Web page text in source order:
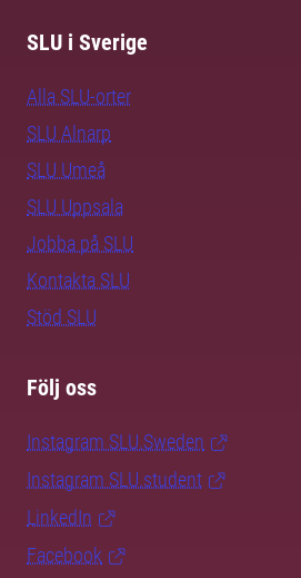
SLU i Sverige
Alla SLU-orter
SLU Alnarp
SLU Umeå
SLU Uppsala
Jobba på SLU
Kontakta SLU
Stöd SLU
Följ oss
Instagram SLU.Sweden
Instagram SLU.student
LinkedIn
Facebook